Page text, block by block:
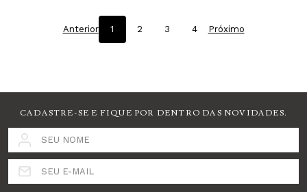
Anterior 1 2 3 4 Próximo
CADASTRE-SE E FIQUE POR DENTRO DAS NOVIDADES.
SEU NOME
SEU E-MAIL